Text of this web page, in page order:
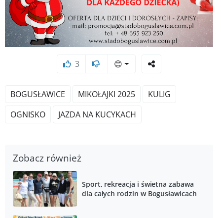
3 😊
BOGUSŁAWICE MIKOŁAJKI 2025
KULIG
OGNISKO
JAZDA NA KUCYKACH
Zobacz również
Sport, rekreacja i świetna zabawa
dla całych rodzin w Bogusławicach